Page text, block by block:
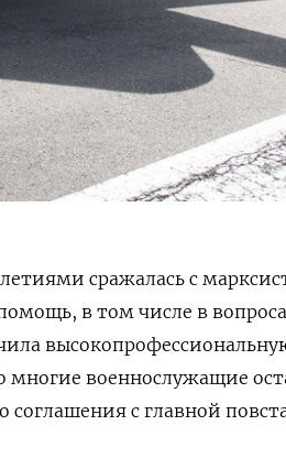
сражалась с
в том числе в
военнослужащие
соглашения с главной